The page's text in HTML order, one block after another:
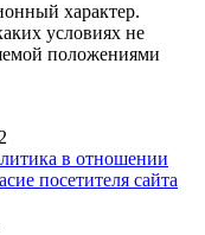
характер.
условиях не
положениями
в отношении
посетителя сайта